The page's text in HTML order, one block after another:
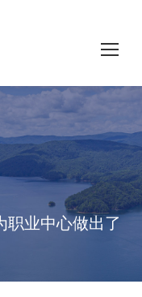
职业中心做出了